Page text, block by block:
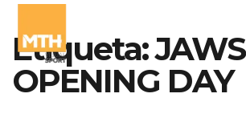
Etiqueta:JAWS
OPENING DAY